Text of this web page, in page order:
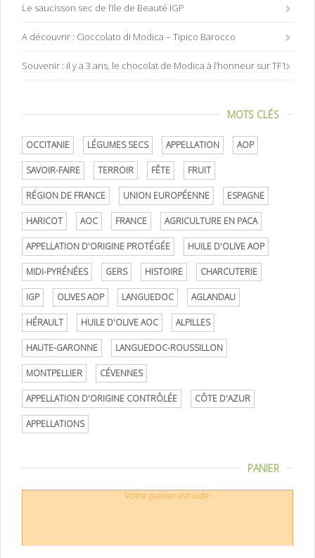
Le saucisson sec de l’Ile de Beauté IGP
A découvrir : Cioccolato di Modica – Tipico Barocco
Souvenir : il y a 3 ans, le chocolat de Modica à l’honneur sur TF1
MOTS CLÉS
OCCITANIE LÉGUMES SECS APPELLATION AOP
SAVOIR-FAIRE TERROIR FÊTE FRUIT
RÉGION DE FRANCE UNION EUROPÉENNE ESPAGNE
HARICOT AOC FRANCE AGRICULTURE EN PACA
APPELLATION D'ORIGINE PROTÉGÉE HUILE D'OLIVE AOP
MIDI-PYRÉNÉES GERS HISTOIRE CHARCUTERIE
IGP OLIVES AOP LANGUEDOC AGLANDAU
HÉRAULT HUILE D'OLIVE AOC ALPILLES
HAUTE-GARONNE LANGUEDOC-ROUSSILLON
MONTPELLIER CÉVENNES
APPELLATION D'ORIGINE CONTRÔLÉE CÔTE D'AZUR
APPELLATIONS
PANIER
Votre panier est vide.